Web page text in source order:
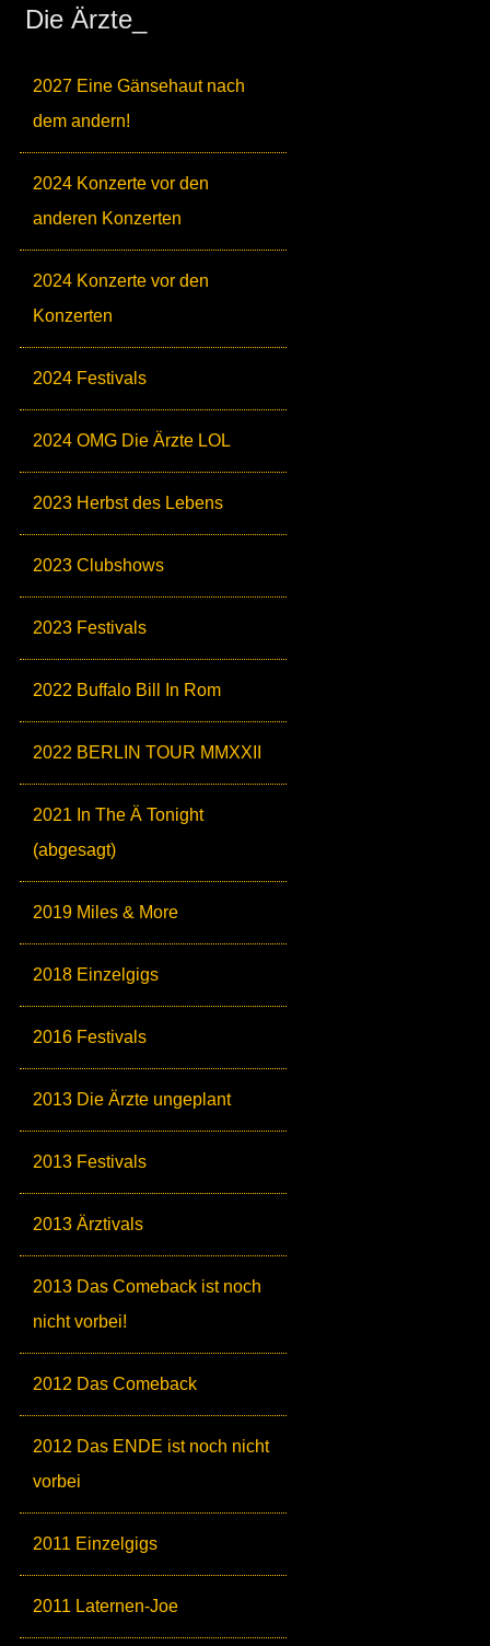
Die Ärzte_
2027 Eine Gänsehaut nach
dem andern!
2024 Konzerte vor den
anderen Konzerten
2024 Konzerte vor den
Konzerten
2024 Festivals
2024 OMG Die Ärzte LOL
2023 Herbst des Lebens
2023 Clubshows
2023 Festivals
2022 Buffalo Bill In Rom
2022 BERLIN TOUR MMXXII
2021 In The Ä Tonight
(abgesagt)
2019 Miles & More
2018 Einzelgigs
2016 Festivals
2013 Die Ärzte ungeplant
2013 Festivals
2013 Ärztivals
2013 Das Comeback ist noch
nicht vorbei!
2012 Das Comeback
2012 Das ENDE ist noch nicht
vorbei
2011 Einzelgigs
2011 Laternen-Joe